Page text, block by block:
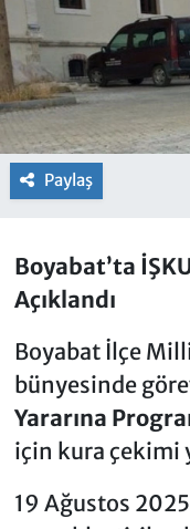
Paylaş
Boyabat’ta
Açıklandı
Boyabat İlçe
bünyesinde
Yararına
için kura çekimi
19 Ağustos